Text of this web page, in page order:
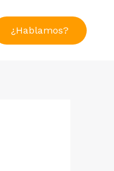
¿Hablamos?